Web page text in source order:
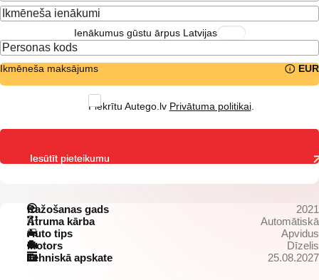
Ienākumus gūstu ārpus Latvijas
Ikmēneša maksājums EUR
Piekrītu Autego.lv Privātuma politikai.
Ražošanas gads
2021
Ātruma kārba
Automātiskā
Auto tips
Apvidus
Motors
Dīzelis
Tehniskā apskate
25.08.2027